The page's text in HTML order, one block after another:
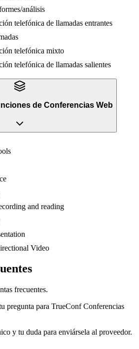
análisis
telefónica de llamadas entrantes
telefónica mixto
telefónica de llamadas salientes
de Conferencias Web
and reading
Video
frecuentes.
pregunta para TrueConf Conferencias
y tu duda para enviársela al proveedor.